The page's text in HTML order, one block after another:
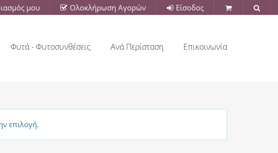
μου Ολοκλήρωση Αγορών Είσοδος
Φυτά - Φυτοσυνθέσεις Ανά Περίσταση Επικοινωνία
επιλογή.